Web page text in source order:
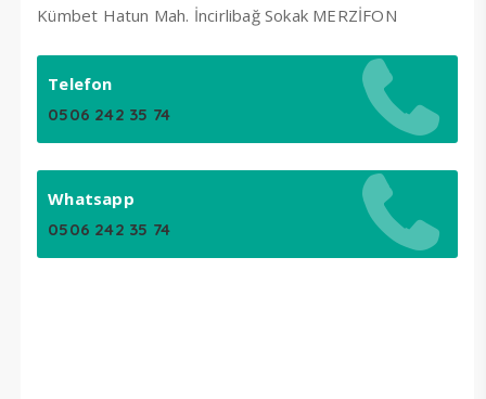
Kümbet Hatun Mah. İncirlibağ Sokak MERZİFON
Telefon
0506 242 35 74
Whatsapp
0506 242 35 74